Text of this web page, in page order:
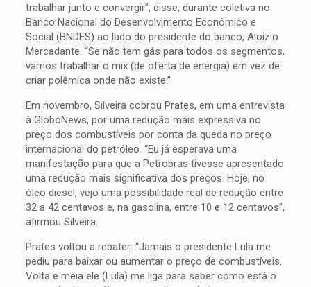
trabalhar junto e convergir”, disse, durante coletiva no
Banco Nacional do Desenvolvimento Econômico e
Social (BNDES) ao lado do presidente do banco, Aloizio
Mercadante. “Se não tem gás para todos os segmentos,
vamos trabalhar o mix (de oferta de energia) em vez de
criar polêmica onde não existe.”
Em novembro, Silveira cobrou Prates, em uma entrevista
à GloboNews, por uma redução mais expressiva no
preço dos combustíveis por conta da queda no preço
internacional do petróleo. “Eu já esperava uma
manifestação para que a Petrobras tivesse apresentado
uma redução mais significativa dos preços. Hoje, no
óleo diesel, vejo uma possibilidade real de redução entre
32 a 42 centavos e, na gasolina, entre 10 e 12 centavos”,
afirmou Silveira.
Prates voltou a rebater: “Jamais o presidente Lula me
pediu para baixar ou aumentar o preço de combustíveis.
Volta e meia ele (Lula) me liga para saber como está o